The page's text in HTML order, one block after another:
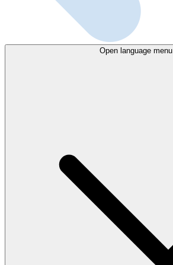
Open language menu